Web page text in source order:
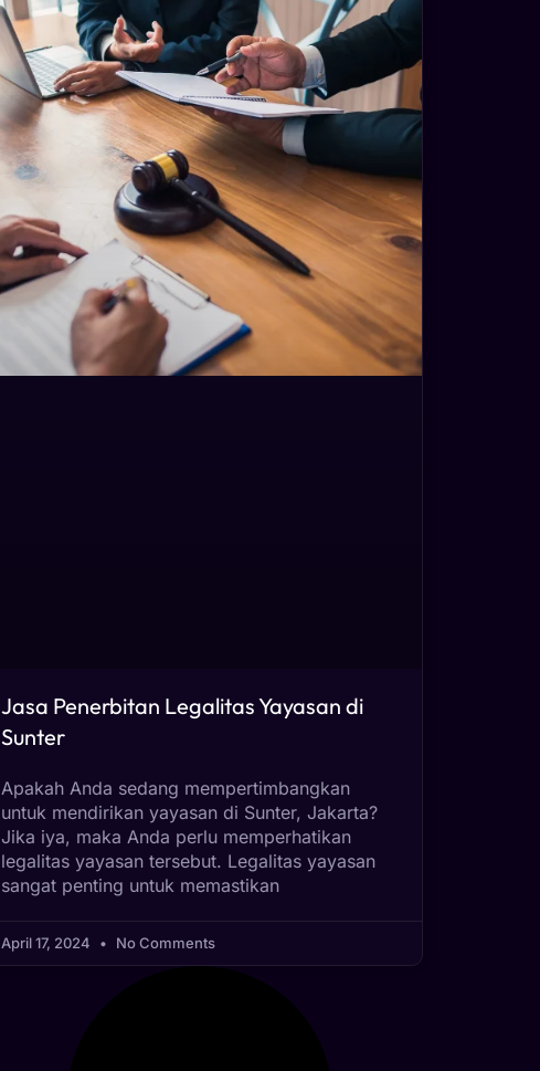
Jasa Penerbitan Legalitas Yayasan di
Sunter
Apakah Anda sedang mempertimbangkan
untuk mendirikan yayasan di Sunter, Jakarta?
Jika iya, maka Anda perlu memperhatikan
legalitas yayasan tersebut. Legalitas yayasan
sangat penting untuk memastikan
April 17, 2024 No Comments